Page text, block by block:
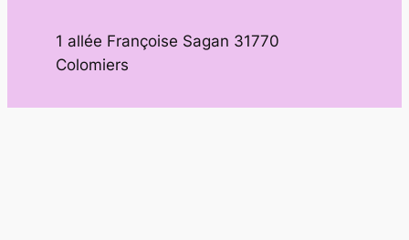
1 allée Françoise Sagan 31770
Colomiers